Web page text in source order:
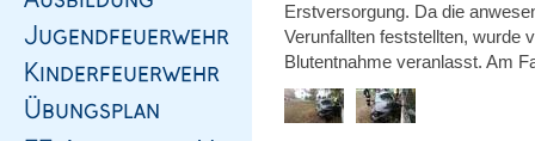
Erstversorgung. Da die
Verunfallten feststellten, wurde
Blutentnahme veranlasst. Am